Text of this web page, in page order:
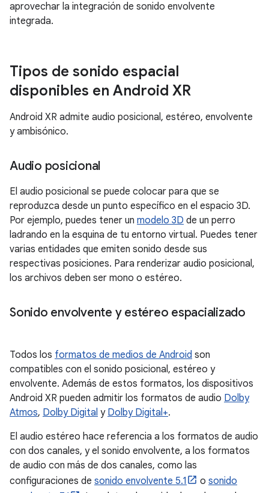
aprovechar la integración de sonido envolvente
integrada.
Tipos de sonido espacial
disponibles en Android XR
Android XR admite audio posicional, estéreo, envolvente
y ambisónico.
Audio posicional
El audio posicional se puede colocar para que se
reproduzca desde un punto específico en el espacio 3D.
Por ejemplo, puedes tener un modelo 3D de un perro
ladrando en la esquina de tu entorno virtual. Puedes tener
varias entidades que emiten sonido desde sus
respectivas posiciones. Para renderizar audio posicional,
los archivos deben ser mono o estéreo.
Sonido envolvente y estéreo espacializado
Todos los formatos de medios de Android son
compatibles con el sonido posicional, estéreo y
envolvente. Además de estos formatos, los dispositivos
Android XR pueden admitir los formatos de audio Dolby
Atmos, Dolby Digital y Dolby Digital+.
El audio estéreo hace referencia a los formatos de audio
con dos canales, y el sonido envolvente, a los formatos
de audio con más de dos canales, como las
configuraciones de sonido envolvente 5.1 o sonido